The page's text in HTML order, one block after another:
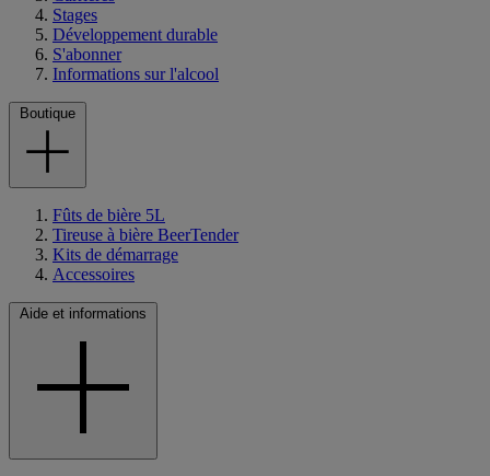
Stages
Développement durable
S'abonner
Informations sur l'alcool
Boutique
Fûts de bière 5L
Tireuse à bière BeerTender
Kits de démarrage
Accessoires
Aide et informations